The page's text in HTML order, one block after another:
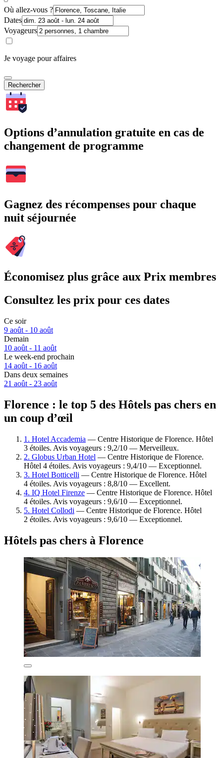
Où allez-vous ?
Dates
Voyageurs
Je voyage pour affaires
Rechercher
Options d’annulation gratuite en cas de
changement de programme
Gagnez des récompenses pour chaque
nuit séjournée
Économisez plus grâce aux Prix membres
Consultez les prix pour ces dates
Ce soir
9 août - 10 août
Demain
10 août - 11 août
Le week-end prochain
14 août - 16 août
Dans deux semaines
21 août - 23 août
Florence : le top 5 des Hôtels pas chers en
un coup d’œil
1. Hotel Accademia — Centre Historique de Florence. Hôtel
3 étoiles. Avis voyageurs : 9,2/10 — Merveilleux.
2. Globus Urban Hotel — Centre Historique de Florence.
Hôtel 4 étoiles. Avis voyageurs : 9,4/10 — Exceptionnel.
3. Hotel Botticelli — Centre Historique de Florence. Hôtel
4 étoiles. Avis voyageurs : 8,8/10 — Excellent.
4. IQ Hotel Firenze — Centre Historique de Florence. Hôtel
4 étoiles. Avis voyageurs : 9,6/10 — Exceptionnel.
5. Hotel Collodi — Centre Historique de Florence. Hôtel
2 étoiles. Avis voyageurs : 9,6/10 — Exceptionnel.
Hôtels pas chers à Florence